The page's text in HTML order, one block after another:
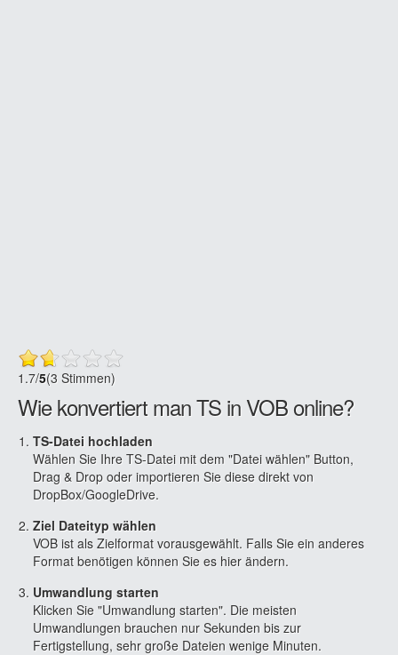
1.7/5(3 Stimmen)
Wie konvertiert man TS in VOB online?
TS-Datei hochladen
Wählen Sie Ihre TS-Datei mit dem "Datei wählen" Button,
Drag & Drop oder importieren Sie diese direkt von
DropBox/GoogleDrive.
Ziel Dateityp wählen
VOB ist als Zielformat vorausgewählt. Falls Sie ein anderes
Format benötigen können Sie es hier ändern.
Umwandlung starten
Klicken Sie "Umwandlung starten". Die meisten
Umwandlungen brauchen nur Sekunden bis zur
Fertigstellung, sehr große Dateien wenige Minuten.